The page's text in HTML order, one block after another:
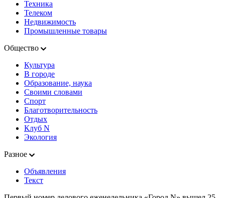
Техника
Телеком
Недвижимость
Промышленные товары
Общество
Культура
В городе
Образование, наука
Своими словами
Спорт
Благотворительность
Отдых
Клуб N
Экология
Разное
Объявления
Текст